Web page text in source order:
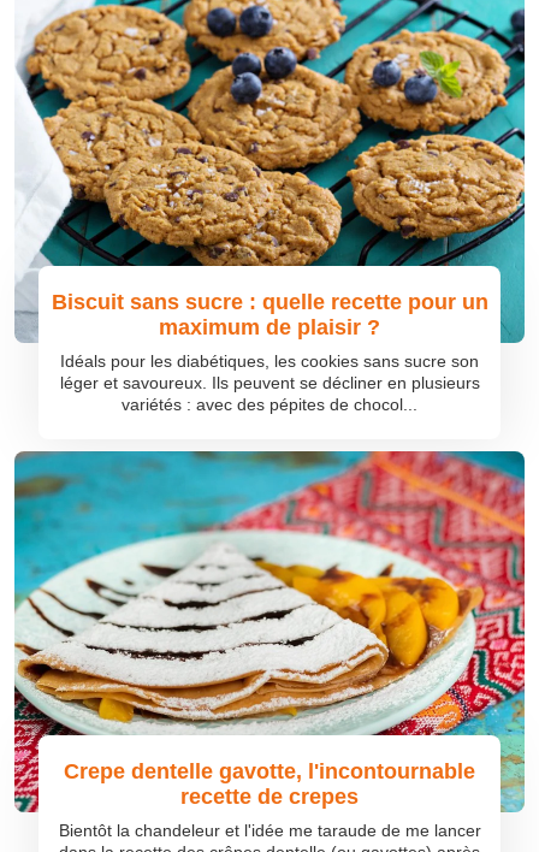
Biscuit sans sucre : quelle recette pour un
maximum de plaisir ?
Idéals pour les diabétiques, les cookies sans sucre son
léger et savoureux. Ils peuvent se décliner en plusieurs
variétés : avec des pépites de chocol...
Crepe dentelle gavotte, l'incontournable
recette de crepes
Bientôt la chandeleur et l'idée me taraude de me lancer